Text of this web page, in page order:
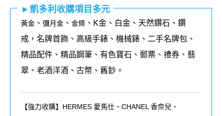
►凱多利收購項目多元
黃金 、 彌月金 、 金條 、K金、白金、天然鑽石、鑽
戒，名牌首飾、高級手錶、機械錶、二手名牌包、
精品配件、精品鋼筆、有色寶石、郵票、禮券、翡
翠、老酒洋酒、古幣、舊鈔。
【強力收購】HERMES 愛馬仕、CHANEL 香奈兒、